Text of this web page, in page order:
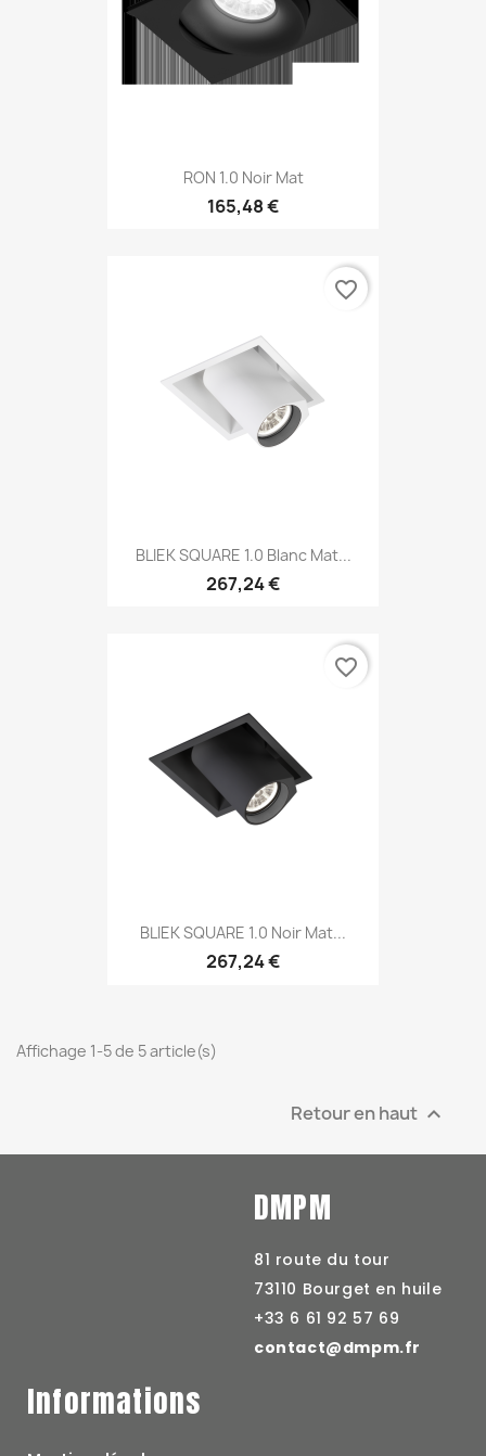
RON 1.0 Noir Mat
165,48 €
BLIEK SQUARE 1.0 Blanc Mat...
267,24 €
favorite_border
BLIEK SQUARE 1.0 Noir Mat...
267,24 €
favorite_border
Affichage 1-5 de 5 article(s)
Retour en haut 
DMPM
81 route du tour
73110 Bourget en huile
+33 6 61 92 57 69
contact@dmpm.fr
Informations